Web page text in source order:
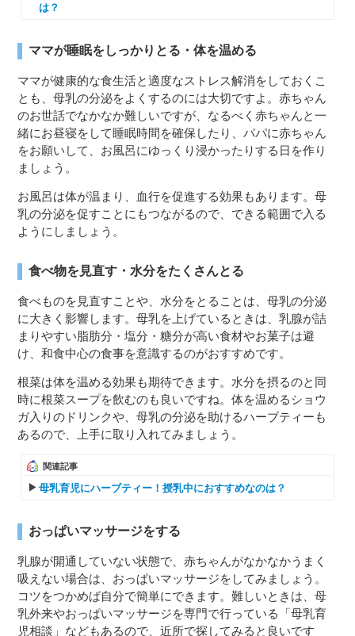
は？
ママが睡眠をしっかりとる・体を温める
ママが健康的な食生活と適度なストレス解消をしておくこ
とも、母乳の分泌をよくするのには大切ですよ。赤ちゃん
のお世話でなかなか難しいですが、なるべく赤ちゃんと一
緒にお昼寝をして睡眠時間を確保したり、パパに赤ちゃん
をお願いして、お風呂にゆっくり浸かったりする日を作り
ましょう。
お風呂は体が温まり、血行を促進する効果もあります。母
乳の分泌を促すことにもつながるので、できる範囲で入る
ようにしましょう。
食べ物を見直す・水分をたくさんとる
食べものを見直すことや、水分をとることは、母乳の分泌
に大きく影響します。母乳を上げているときは、乳腺が詰
まりやすい脂肪分・塩分・糖分が高い食材やお菓子は避
け、和食中心の食事を意識するのがおすすめです。
根菜は体を温める効果も期待できます。水分を摂るのと同
時に根菜スープを飲むのも良いですね。体を温めるショウ
ガ入りのドリンクや、母乳の分泌を助けるハーブティーも
あるので、上手に取り入れてみましょう。
関連記事
母乳育児にハーブティー！授乳中におすすめなのは？
おっぱいマッサージをする
乳腺が開通していない状態で、赤ちゃんがなかなかうまく
吸えない場合は、おっぱいマッサージをしてみましょう。
コツをつかめば自分で簡単にできます。難しいときは、母
乳外来やおっぱいマッサージを専門で行っている「母乳育
児相談」などもあるので、近所で探してみると良いです